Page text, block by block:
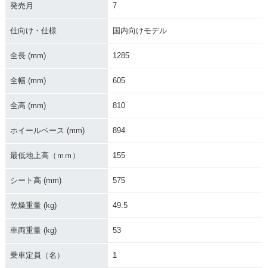
発売月 7
仕向け・仕様 国内向けモデル
全長 (mm) 1285
全幅 (mm) 605
全高 (mm) 810
ホイールベース (mm) 894
最低地上高（ｍｍ） 155
シート高 (mm) 575
乾燥重量 (kg) 49.5
車両重量 (kg) 53
乗車定員（名） 1